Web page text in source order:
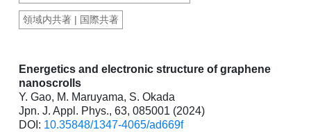
領域内共著 | 国際共著
Energetics and electronic structure of graphene
nanoscrolls
Y. Gao, M. Maruyama, S. Okada
Jpn. J. Appl. Phys., 63, 085001 (2024)
DOI: 10.35848/1347-4065/ad669f